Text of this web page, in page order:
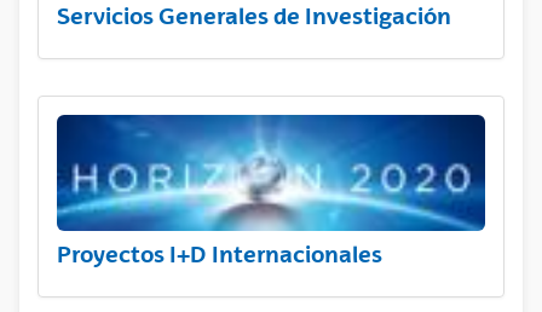
Servicios Generales de Investigación
Proyectos I+D Internacionales